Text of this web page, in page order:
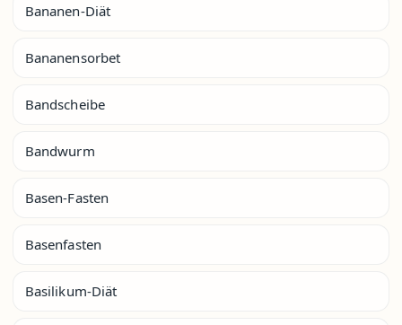
Bananen-Diät
Bananensorbet
Bandscheibe
Bandwurm
Basen-Fasten
Basenfasten
Basilikum-Diät